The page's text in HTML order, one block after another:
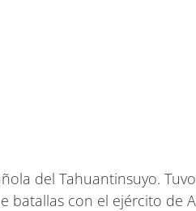
del Tahuantinsuyo.
batallas con el ejército de